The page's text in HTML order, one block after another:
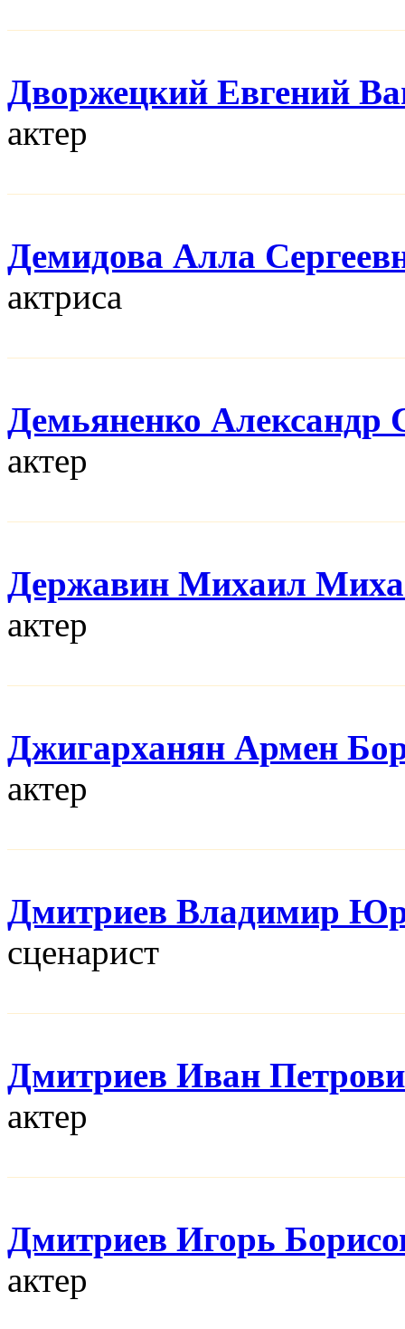
Дворжецкий Евгений
актер
Демидова Алла
актриса
Демьяненко Александр
актер
Державин Михаил
актер
Джигарханян Армен
актер
Дмитриев Владимир
сценарист
Дмитриев Иван
актер
Дмитриев Игорь
актер